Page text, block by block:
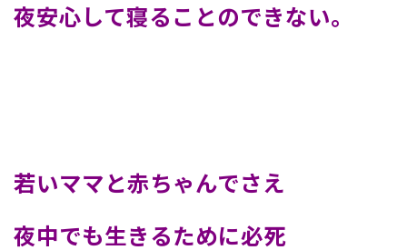
夜安心して寝ることのできない。
若いママと赤ちゃんでさえ
夜中でも生きるために必死